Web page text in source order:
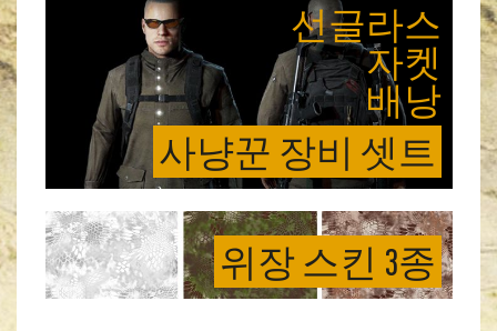
선글라스
자켓
배낭
사냥꾼 장비 셋트
위장 스킨 3종